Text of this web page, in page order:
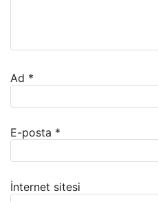
Ad *
E-posta *
İnternet sitesi